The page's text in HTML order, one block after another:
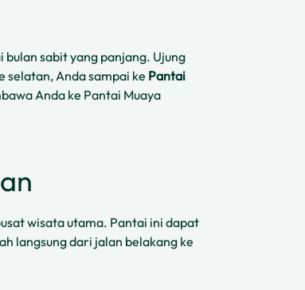
sabit yang panjang. Ujung
selatan, Anda sampai ke Pantai
Anda ke Pantai Muaya
wisata utama. Pantai ini dapat
langsung dari jalan belakang ke